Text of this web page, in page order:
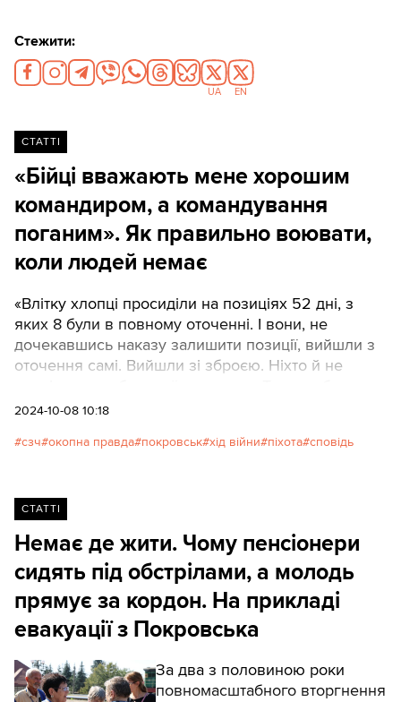
Стежити:
UA EN
СТАТТІ
«Бійці вважають мене хорошим
командиром, а командування
поганим». Як правильно воювати,
коли людей немає
«Влітку хлопці просиділи на позиціях 52 дні, з
яких 8 були в повному оточенні. І вони, не
дочекавшись наказу залишити позиції, вийшли з
оточення самі. Вийшли зі зброєю. Ніхто й не
можливості підвезти ні воду, ні їжу. Думаєте, їх
звинуватити в самовільному залишенні позицій»,
підрозділів, який нещодавно повернувся з
Покровського напрямку.
2024-10-08 10:18
сзч окопна правда покровськ хід війни піхота сповідь
СТАТТІ
Немає де жити. Чому пенсіонери
сидять під обстрілами, а молодь
прямує за кордон. На прикладі
евакуації з Покровська
За два з половиною роки
повномасштабного вторгнення